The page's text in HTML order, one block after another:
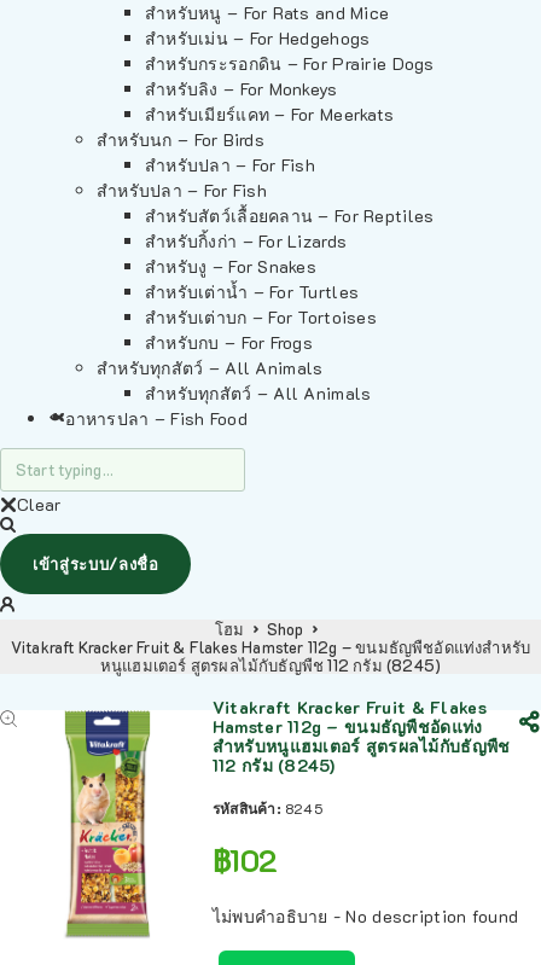
สำหรับหนู – For Rats and Mice
สำหรับเม่น – For Hedgehogs
สำหรับกระรอกดิน – For Prairie Dogs
สำหรับลิง – For Monkeys
สำหรับเมียร์แคท – For Meerkats
สำหรับนก – For Birds
สำหรับปลา – For Fish
สำหรับปลา – For Fish
สำหรับสัตว์เลื้อยคลาน – For Reptiles
สำหรับกิ้งก่า – For Lizards
สำหรับงู – For Snakes
สำหรับเต่าน้ำ – For Turtles
สำหรับเต่าบก – For Tortoises
สำหรับกบ – For Frogs
สำหรับทุกสัตว์ – All Animals
สำหรับทุกสัตว์ – All Animals
อาหารปลา – Fish Food
Clear
เข้าสู่ระบบ/ลงชื่อ
โฮม
Shop
Vitakraft Kracker Fruit & Flakes Hamster 112g – ขนมธัญพืชอัดแท่งสำหรับ
หนูแฮมเตอร์ สูตรผลไม้กับธัญพืช 112 กรัม (8245)
Vitakraft Kracker Fruit & Flakes
Hamster 112g – ขนมธัญพืชอัดแท่ง
สำหรับหนูแฮมเตอร์ สูตรผลไม้กับธัญพืช
112 กรัม (8245)
รหัสสินค้า: 8245
฿102
ไม่พบคำอธิบาย - No description found